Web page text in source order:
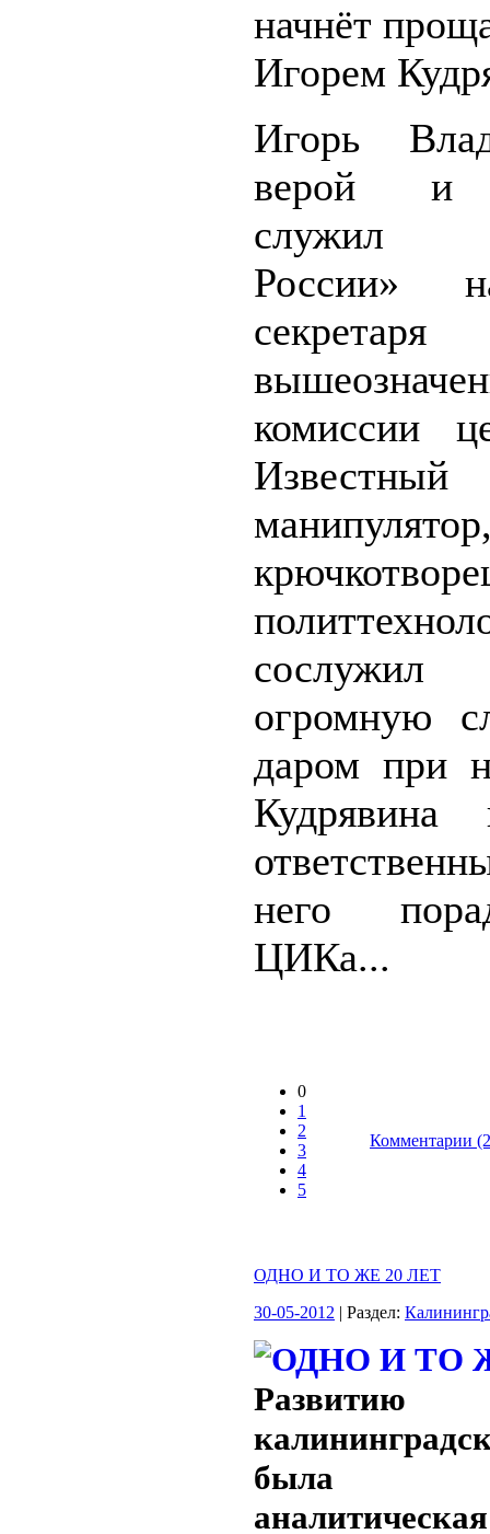
начнёт
Игорем
Игорь
верой и
служил
России»
секретаря
комиссии
Известный
огромную
даром при
Кудрявина
него
ЦИКа...
0
1
2
3
4
5
Комментарии
ОДНО И ТО ЖЕ 20 ЛЕТ
30-05-2012 | Раздел:
Развитию
была